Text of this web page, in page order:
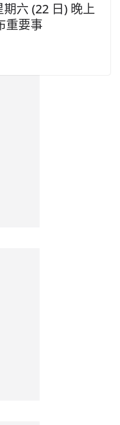
期六 (22 日) 晚上
重要事